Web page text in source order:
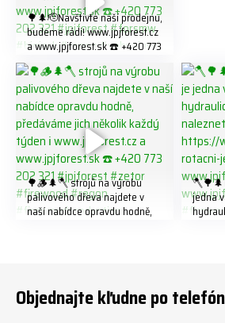
🌳🌲🫡Navštivte naší prodejnu,
budeme rádi! www.jpjforest.cz
a www.jpjforest.sk ☎️ +420 773
#biojack #regon #vahvajussi
🌳🪵🌲🪓 strojů na výrobu
palivového dřeva najdete v
naší nabídce opravdu hodně,
#firewoodproduction
jedna
Objednajte kľudne po